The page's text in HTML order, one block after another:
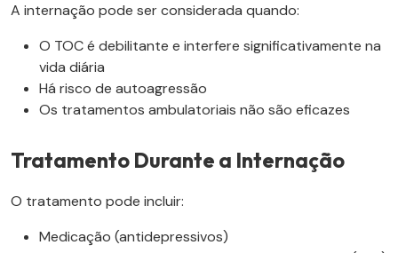
A internação pode ser considerada quando:
O TOC é debilitante e interfere significativamente na
vida diária
Há risco de autoagressão
Os tratamentos ambulatoriais não são eficazes
Tratamento Durante a Internação
O tratamento pode incluir:
Medicação (antidepressivos)